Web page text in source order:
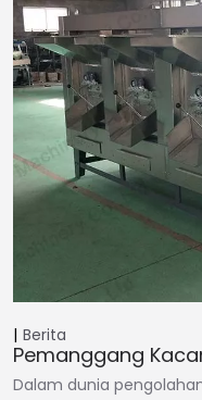
Berita
Pemanggang
Dalam dunia